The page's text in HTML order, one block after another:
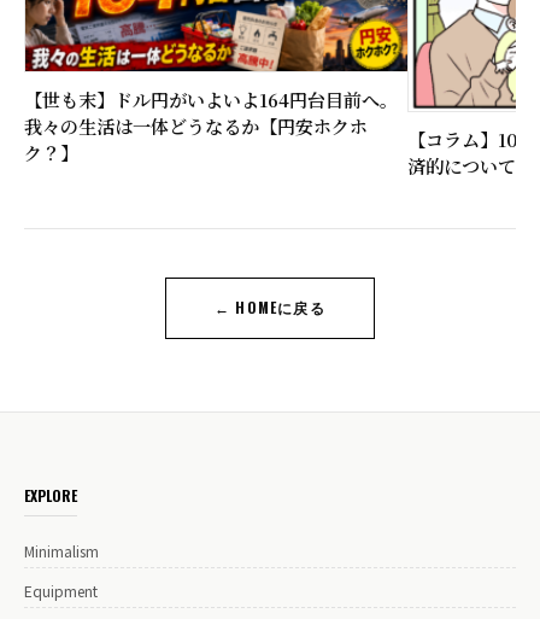
【世も末】ドル円がいよいよ164円台目前へ。
我々の生活は一体どうなるか【円安ホクホ
ク？】
【コラム】10
済的について
← HOMEに戻る
EXPLORE
Minimalism
Equipment